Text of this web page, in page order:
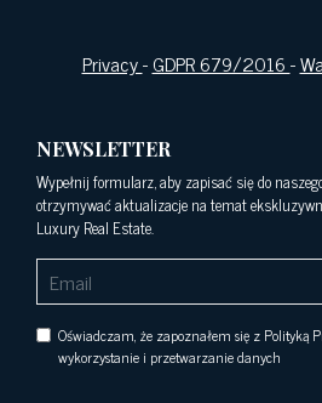
Privacy-GDPR 679/2016-
NEWSLETTER
Wypełnij formularz, aby zapisać się do
otrzymywać aktualizacje na temat
Luxury Real Estate.
Oświadczam, że zapoznałem się z Polityką
wykorzystanie i przetwarzanie danych